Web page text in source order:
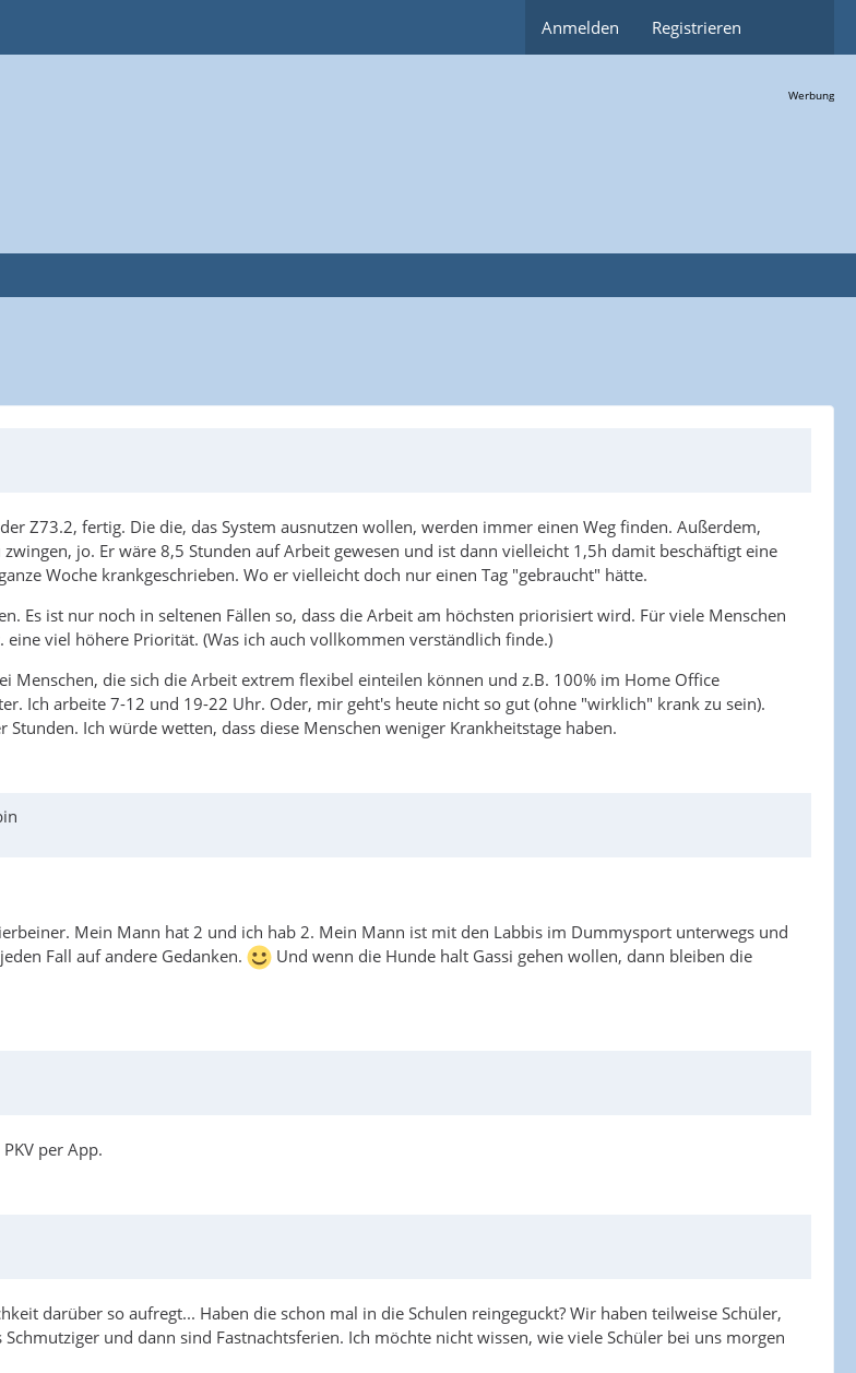
Anmelden Registrieren
Werbung
Z73.2, fertig. Die die, das System ausnutzen wollen, werden immer einen Weg finden. Außerdem,
jo. Er wäre 8,5 Stunden auf Arbeit gewesen und ist dann vielleicht 1,5h damit beschäftigt eine
Woche krankgeschrieben. Wo er vielleicht doch nur einen Tag "gebraucht" hätte.
Es ist nur noch in seltenen Fällen so, dass die Arbeit am höchsten priorisiert wird. Für viele Menschen
viel höhere Priorität. (Was ich auch vollkommen verständlich finde.)
Menschen, die sich die Arbeit extrem flexibel einteilen können und z.B. 100% im Home Office
Ich arbeite 7-12 und 19-22 Uhr. Oder, mir geht's heute nicht so gut (ohne "wirklich" krank zu sein).
Ich würde wetten, dass diese Menschen weniger Krankheitstage haben.
Mein Mann hat 2 und ich hab 2. Mein Mann ist mit den Labbis im Dummysport unterwegs und
Fall auf andere Gedanken.
Und wenn die Hunde halt Gassi gehen wollen, dann bleiben die
per App.
darüber so aufregt... Haben die schon mal in die Schulen reingeguckt? Wir haben teilweise Schüler,
und dann sind Fastnachtsferien. Ich möchte nicht wissen, wie viele Schüler bei uns morgen